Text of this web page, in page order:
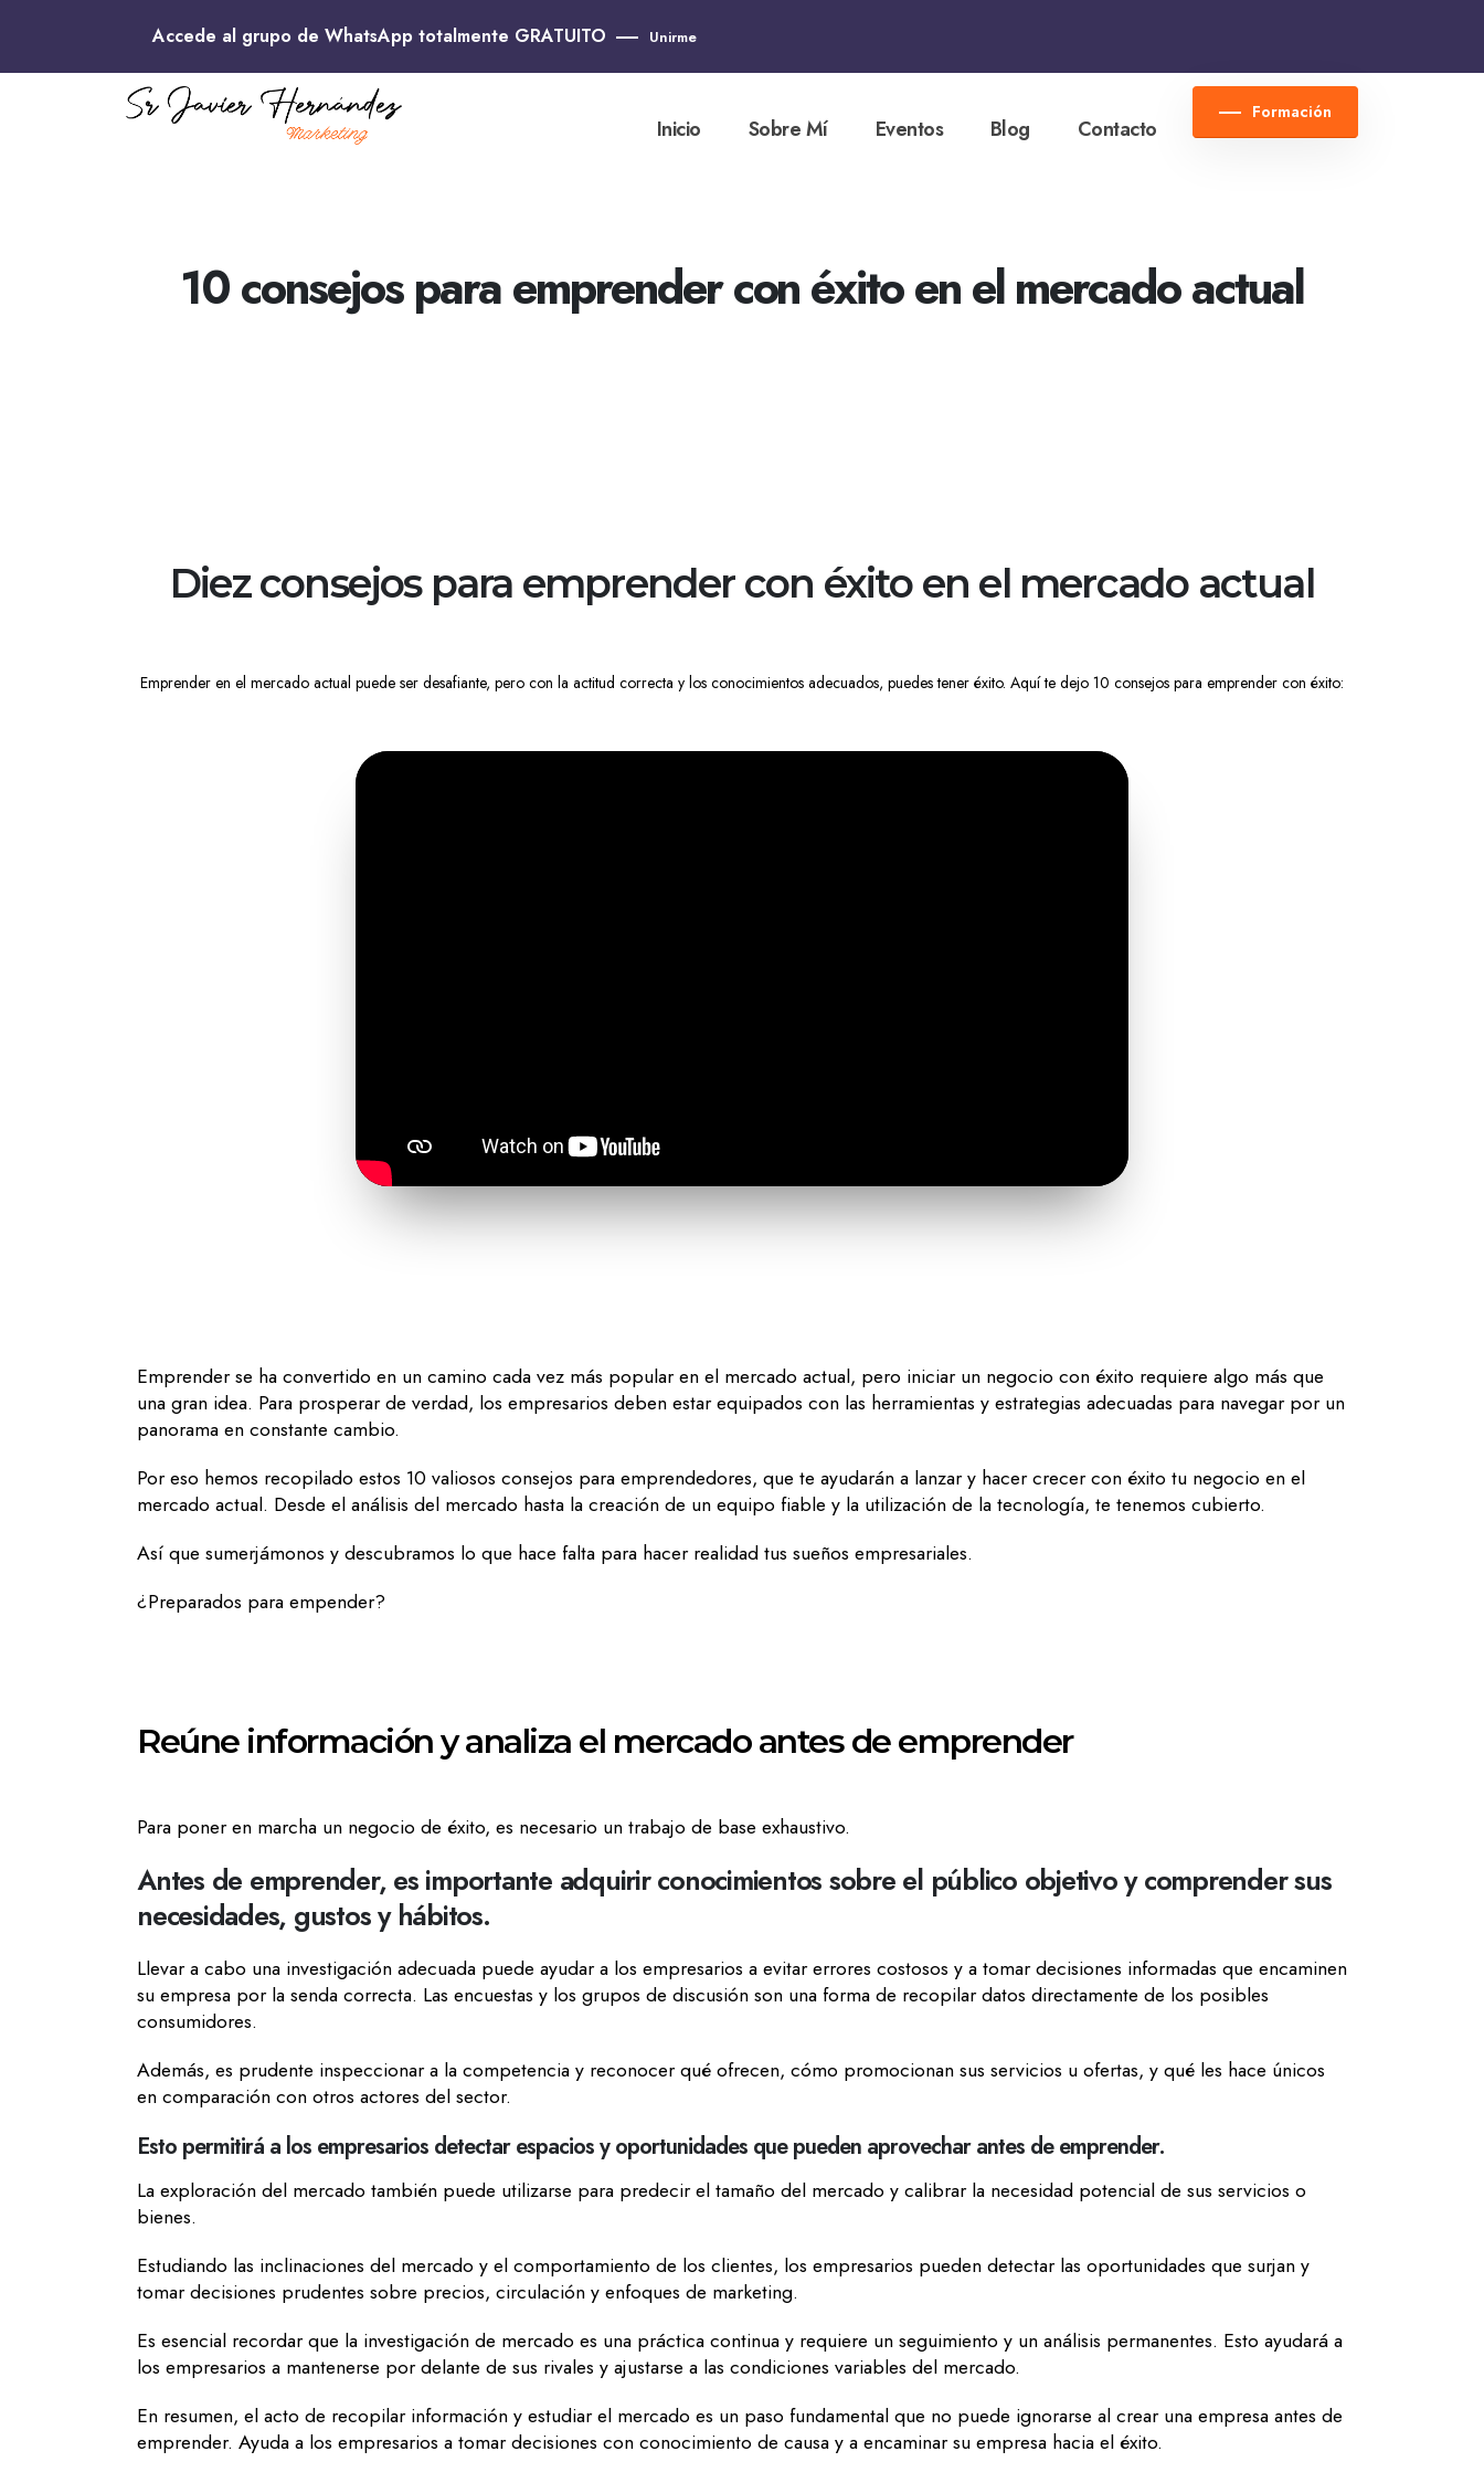
Accede al grupo de WhatsApp totalmente GRATUITO Unirme
Inicio Sobre Mí Eventos Blog Contacto
Formación
10 consejos para emprender con éxito en el mercado actual
Diez consejos para emprender con éxito en el mercado actual
Emprender en el mercado actual puede ser desafiante, pero con la actitud correcta y los conocimientos adecuados, puedes tener éxito. Aquí te dejo 10 consejos para emprender con éxito:
Emprender se ha convertido en un camino cada vez más popular en el mercado actual, pero iniciar un negocio con éxito requiere algo más que
una gran idea. Para prosperar de verdad, los empresarios deben estar equipados con las herramientas y estrategias adecuadas para navegar por un
panorama en constante cambio.
Por eso hemos recopilado estos 10 valiosos consejos para emprendedores, que te ayudarán a lanzar y hacer crecer con éxito tu negocio en el
mercado actual. Desde el análisis del mercado hasta la creación de un equipo fiable y la utilización de la tecnología, te tenemos cubierto.
Así que sumerjámonos y descubramos lo que hace falta para hacer realidad tus sueños empresariales.
¿Preparados para empender?
Reúne información y analiza el mercado antes de emprender
Para poner en marcha un negocio de éxito, es necesario un trabajo de base exhaustivo.
Antes de emprender, es importante adquirir conocimientos sobre el público objetivo y comprender sus
necesidades, gustos y hábitos.
Llevar a cabo una investigación adecuada puede ayudar a los empresarios a evitar errores costosos y a tomar decisiones informadas que encaminen
su empresa por la senda correcta. Las encuestas y los grupos de discusión son una forma de recopilar datos directamente de los posibles
consumidores.
Además, es prudente inspeccionar a la competencia y reconocer qué ofrecen, cómo promocionan sus servicios u ofertas, y qué les hace únicos
en comparación con otros actores del sector.
Esto permitirá a los empresarios detectar espacios y oportunidades que pueden aprovechar antes de emprender.
La exploración del mercado también puede utilizarse para predecir el tamaño del mercado y calibrar la necesidad potencial de sus servicios o
bienes.
Estudiando las inclinaciones del mercado y el comportamiento de los clientes, los empresarios pueden detectar las oportunidades que surjan y
tomar decisiones prudentes sobre precios, circulación y enfoques de marketing.
Es esencial recordar que la investigación de mercado es una práctica continua y requiere un seguimiento y un análisis permanentes. Esto ayudará a
los empresarios a mantenerse por delante de sus rivales y ajustarse a las condiciones variables del mercado.
En resumen, el acto de recopilar información y estudiar el mercado es un paso fundamental que no puede ignorarse al crear una empresa antes de
emprender. Ayuda a los empresarios a tomar decisiones con conocimiento de causa y a encaminar su empresa hacia el éxito.